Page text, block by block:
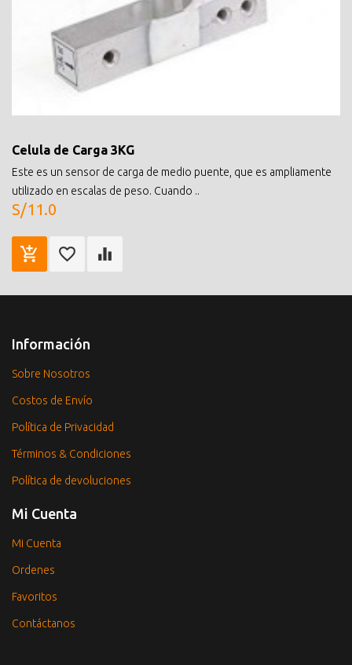
Celula de Carga 3KG
Este es un sensor de carga de medio puente, que es ampliamente
utilizado en escalas de peso. Cuando ..
S/11.0
Información
Sobre Nosotros
Costos de Envío
Política de Privacidad
Términos & Condiciones
Política de devoluciones
Mi Cuenta
Mi Cuenta
Ordenes
Favoritos
Contáctanos